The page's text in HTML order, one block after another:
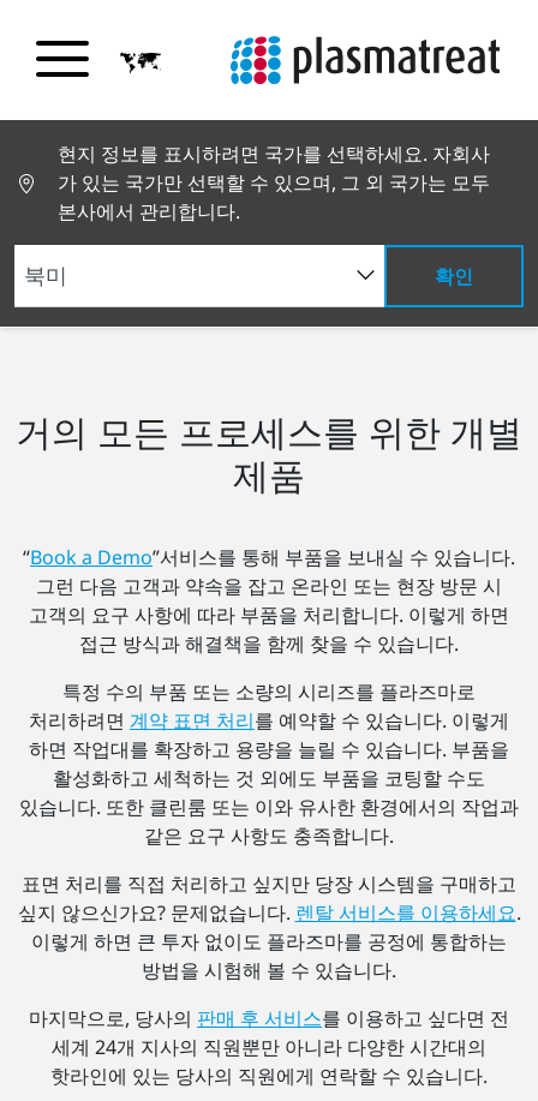
현지 정보를 표시하려면 국가를 선택하세요. 자회사
가 있는 국가만 선택할 수 있으며, 그 외 국가는 모두
본사에서 관리합니다.
확인
제품 및 서비스
플라스마 시스템
거의 모든 프로세스를 위한 개별
제품
“Book a Demo”서비스를 통해 부품을 보내실 수 있습니다.
그런 다음 고객과 약속을 잡고 온라인 또는 현장 방문 시
고객의 요구 사항에 따라 부품을 처리합니다. 이렇게 하면
접근 방식과 해결책을 함께 찾을 수 있습니다.
특정 수의 부품 또는 소량의 시리즈를 플라즈마로
처리하려면 계약 표면 처리를 예약할 수 있습니다. 이렇게
하면 작업대를 확장하고 용량을 늘릴 수 있습니다. 부품을
활성화하고 세척하는 것 외에도 부품을 코팅할 수도
있습니다. 또한 클린룸 또는 이와 유사한 환경에서의 작업과
같은 요구 사항도 충족합니다.
표면 처리를 직접 처리하고 싶지만 당장 시스템을 구매하고
싶지 않으신가요? 문제없습니다. 렌탈 서비스를 이용하세요.
이렇게 하면 큰 투자 없이도 플라즈마를 공정에 통합하는
방법을 시험해 볼 수 있습니다.
마지막으로, 당사의 판매 후 서비스를 이용하고 싶다면 전
세계 24개 지사의 직원뿐만 아니라 다양한 시간대의
핫라인에 있는 당사의 직원에게 연락할 수 있습니다.